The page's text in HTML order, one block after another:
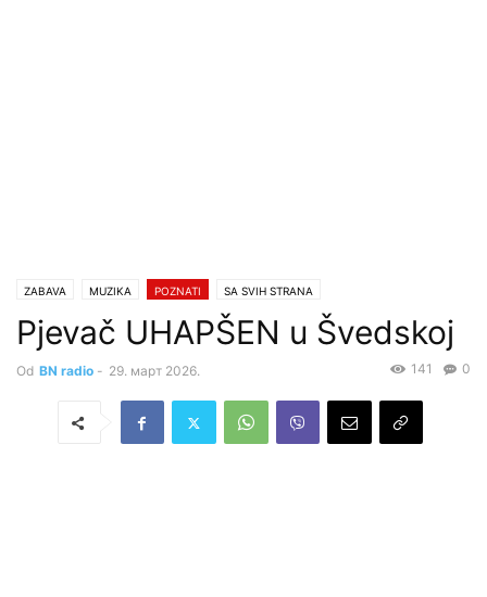
ZABAVA MUZIKA POZNATI SA SVIH STRANA
Pjevač UHAPŠEN u Švedskoj
Od BN radio - 29. март 2026. 0
141